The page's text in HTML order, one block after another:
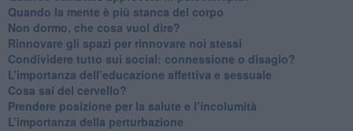
​Quando la mente è più stanca del corpo
Non dormo, che cosa vuol dire?
​Rinnovare gli spazi per rinnovare noi stessi
​Condividere tutto sui social: connessione o disagio?
​L’importanza dell’educazione affettiva e sessuale
​Cosa sai del cervello?
Prendere posizione per la salute e l’incolumità
L’importanza della perturbazione